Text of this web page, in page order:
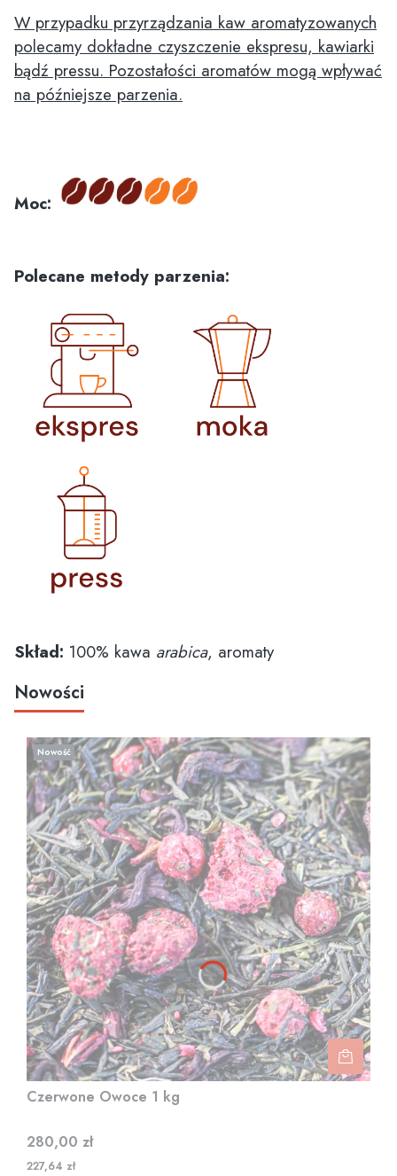
W przypadku przyrządzania kaw aromatyzowanych
polecamy dokładne czyszczenie ekspresu, kawiarki
bądź pressu. Pozostałości aromatów mogą wpływać
na późniejsze parzenia.
Moc:
Polecane metody parzenia:
Skład: 100% kawa arabica, aromaty
Nowości
Nowość
Czerwone Owoce 1 kg
Cena
280,00 zł
227,64 zł